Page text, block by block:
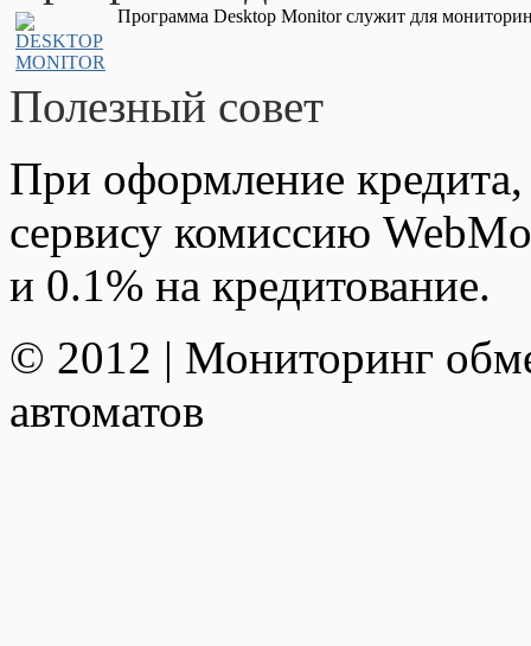
Программа Desktop Monitor служит для
Полезный совет
При оформление
сервису комиссию
и 0.1% на кредитование.
© 2012 | Мониторинг
автоматов